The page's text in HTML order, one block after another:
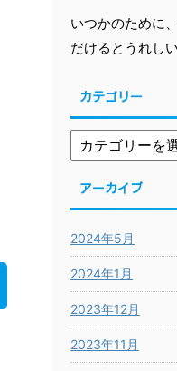
いつかのために
だけるとうれしい
カテゴリー
アーカイブ
2024年5月
2024年1月
2023年12月
2023年11月